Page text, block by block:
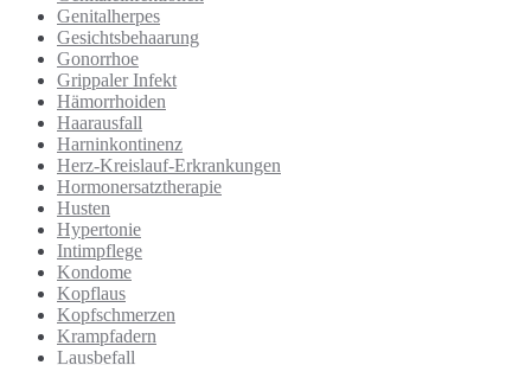
Genitalherpes
Gesichtsbehaarung
Gonorrhoe
Grippaler Infekt
Hämorrhoiden
Haarausfall
Harninkontinenz
Herz-Kreislauf-Erkrankungen
Hormonersatztherapie
Husten
Hypertonie
Intimpflege
Kondome
Kopflaus
Kopfschmerzen
Krampfadern
Lausbefall